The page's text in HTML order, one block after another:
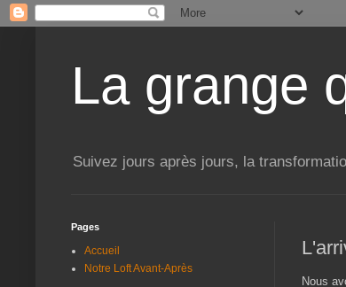
La grange
Suivez jours après jours, la
Nous
Pages
Accueil
Notre Loft Avant-Après